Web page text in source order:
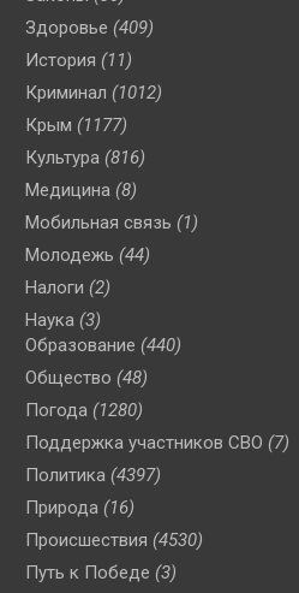
Здоровье (409)
История (11)
Криминал (1012)
Крым (1177)
Культура (816)
Медицина (8)
Мобильная связь (1)
Молодежь (44)
Налоги (2)
Наука (3)
Образование (440)
Общество (48)
Погода (1280)
Поддержка участников СВО (7)
Политика (4397)
Природа (16)
Происшествия (4530)
Путь к Победе (3)